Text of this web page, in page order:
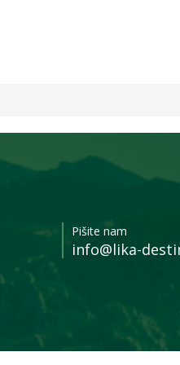
Pišite nam
info@lika-